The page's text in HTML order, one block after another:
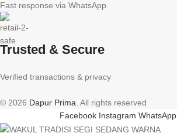
Fast response via WhatsApp
Trusted & Secure
Verified transactions & privacy
© 2026 Dapur Prima. All rights reserved
Facebook Instagram WhatsApp